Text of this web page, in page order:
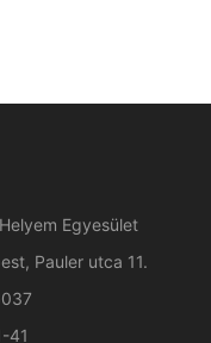
Egyesület
Pauler utca 11.
41